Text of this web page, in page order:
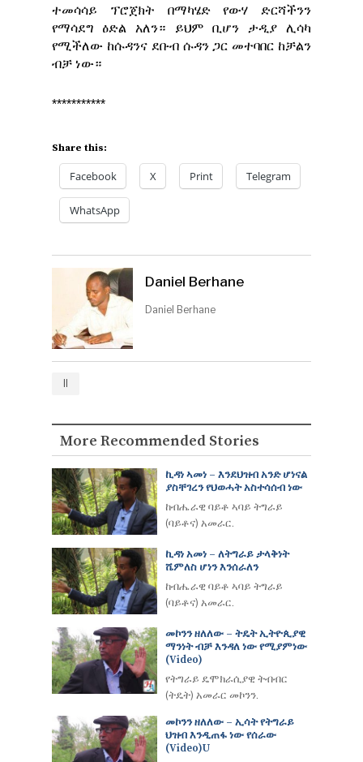
ተመሳሳይ ፕሮጀክት በማካሄድ የውሃ ድርሻችንን
የማሳደግ ዕድል አለን። ይህም ቢሆን ታዲያ ሊሳካ
የሚችለው ከሱዳንና ደቡብ ሱዳን ጋር መተባበር ከቻልን
ብቻ ነው።
***********
Share this:
Facebook X Print Telegram
WhatsApp
Daniel Berhane
Daniel Berhane
More Recommended Stories
ኪዳነ ኣመነ – እንደህዝብ አንድ ሆነናል
ያስቸገረን የህወሓት አስተሳሰብ ነው
ከብሔራዊ ባይቶ ኣባይ ትግራይ
(ባይቶና) አመራር.
ኪዳነ አመነ – ለትግራይ ታላቅነት
ሼምለስ ሆነን እንሰራለን
ከብሔራዊ ባይቶ ኣባይ ትግራይ
(ባይቶና) አመራር.
መኮንን ዘለለው – ትዴት ኢትዮጲያዊ
ማንነት ብቻ እንዳለ ነው የሚያምነው
(video)
የትግራይ ዴሞክራሲያዊ ትብብር
(ትዴት) አመራር መኮንን.
መኮንን ዘለለው – ኢሳት የትግራይ
ህዝብ እንዲጠፋ ነው የሰራው
(Video)u